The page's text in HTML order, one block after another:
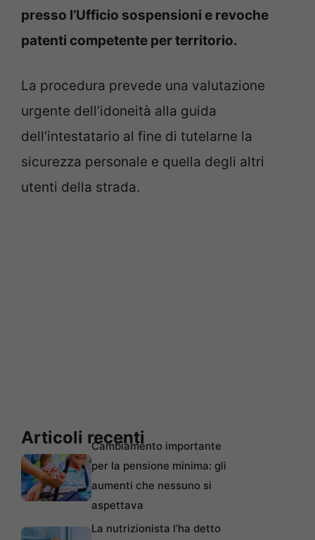
presso l’Ufficio sospensioni e revoche
patenti competente per territorio.
La procedura prevede una valutazione
urgente dell’idoneità alla guida
dell’intestatario al fine di tutelarne la
sicurezza personale e quella degli altri
utenti della strada.
Articoli recentiCambiamento importante
per la pensione minima: gli
aumenti che nessuno si
aspettava
La nutrizionista l’ha detto